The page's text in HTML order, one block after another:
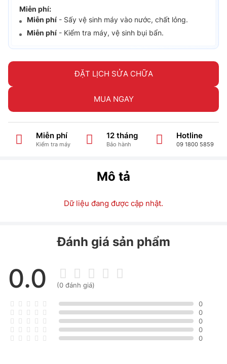
Miễn phí:
Miễn phí - Sấy vệ sinh máy vào nước, chất lỏng.
Miễn phí - Kiểm tra máy, vệ sinh bụi bẩn.
ĐẶT LỊCH SỬA CHỮA
MUA NGAY
Miễn phí
Kiểm tra máy
12 tháng
Bảo hành
Hotline
09 1800 5859
Mô tả
Dữ liệu đang được cập nhật.
Đánh giá sản phẩm
0.0 (0 đánh giá)
0
0
0
0
0